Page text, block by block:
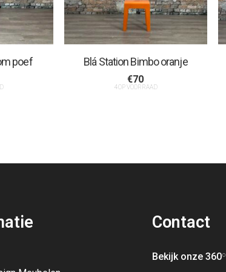
poef Blá Station Bimbo oranje
€70
4 OP VOORRAAD
Contact
Bekijk onze 360º